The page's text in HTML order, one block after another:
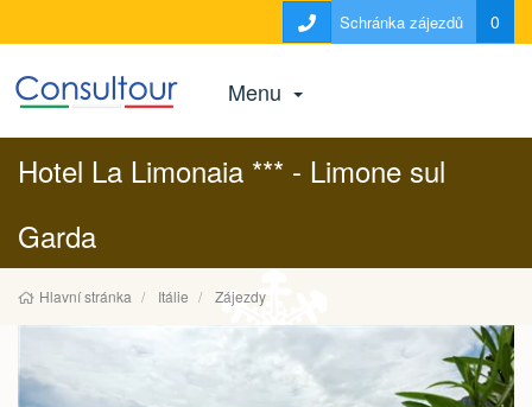
Schránka zájezdů 0
Menu
Hotel La Limonaia *** - Limone sul
Garda
Hlavní stránka Itálie Zájezdy